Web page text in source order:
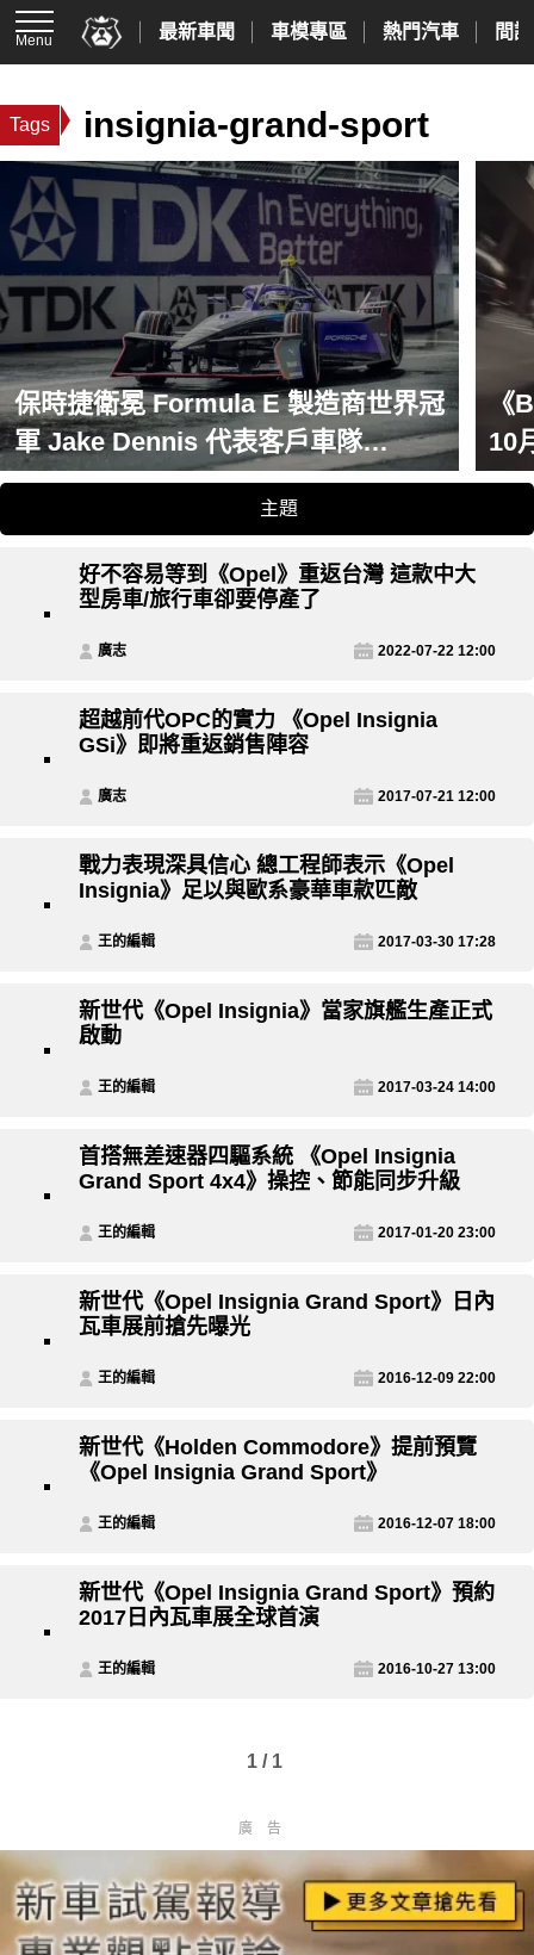
Menu 最新車聞 車模專區 熱門汽車 間
Tags insignia-grand-sport
保時捷衛冕 Formula E 製造商世界冠
軍 Jake Dennis 代表客戶車隊
Andretti 登上頒獎台
《
10
主題
好不容易等到《Opel》重返台灣 這款中大
型房車/旅行車卻要停產了
廣志 2022-07-22 12:00
超越前代OPC的實力 《Opel Insignia
GSi》即將重返銷售陣容
廣志 2017-07-21 12:00
戰力表現深具信心 總工程師表示《Opel
Insignia》足以與歐系豪華車款匹敵
王的編輯 2017-03-30 17:28
新世代《Opel Insignia》當家旗艦生產正式
啟動
王的編輯 2017-03-24 14:00
首搭無差速器四驅系統 《Opel Insignia
Grand Sport 4x4》操控、節能同步升級
王的編輯 2017-01-20 23:00
新世代《Opel Insignia Grand Sport》日內
瓦車展前搶先曝光
王的編輯 2016-12-09 22:00
新世代《Holden Commodore》提前預覽
《Opel Insignia Grand Sport》
王的編輯 2016-12-07 18:00
新世代《Opel Insignia Grand Sport》預約
2017日內瓦車展全球首演
王的編輯 2016-10-27 13:00
1 / 1
廣告